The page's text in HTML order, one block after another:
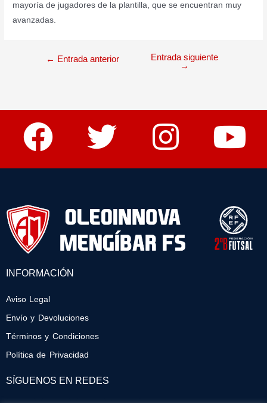
mayoría de jugadores de la plantilla, que se encuentran muy
avanzadas.
← Entrada anterior
Entrada siguiente
→
INFORMACIÓN
Aviso Legal
Envío y Devoluciones
Términos y Condiciones
Política de Privacidad
SÍGUENOS EN REDES